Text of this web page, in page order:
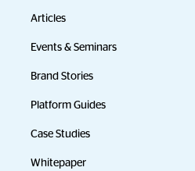
Articles
Events & Seminars
Brand Stories
Platform Guides
Case Studies
Whitepaper